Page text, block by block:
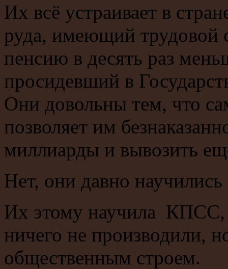
Их всё устраивает в
руда, имеющий трудовой
пенсию в десять раз
просидевший в
Они довольны тем, что
позволяет им
миллиарды и вывозить
Нет, они давно
Их этому научила КПСС,
ничего не производили,
общественным строем.